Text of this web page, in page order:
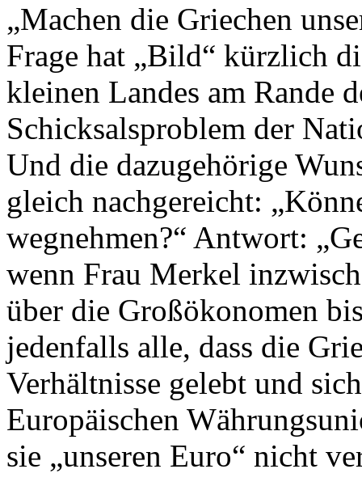
„Machen die Griechen
Frage hat „Bild“ kürzlich
kleinen Landes am Rande
Schicksalsproblem der
Und die dazugehörige
gleich nachgereicht:
wegnehmen?“ Antwort:
wenn Frau Merkel
über die Großökonomen
jedenfalls alle, dass die
Verhältnisse gelebt und
Europäischen
sie „unseren Euro“ nicht